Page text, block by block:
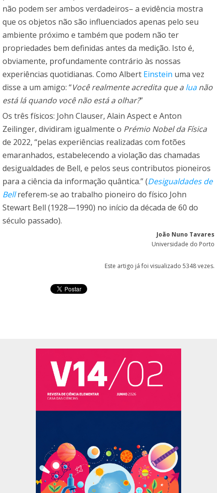
não podem ser ambos verdadeiros– a evidência mostra
que os objetos não são influenciados apenas pelo seu
ambiente próximo e também que podem não ter
propriedades bem definidas antes da medição. Isto é,
obviamente, profundamente contrário às nossas
experiências quotidianas. Como Albert Einstein uma vez
disse a um amigo: “Você realmente acredita que a luanão
está lá quando você não está a olhar?”
Os três físicos: John Clauser, Alain Aspect e Anton
Zeilinger, dividiram igualmente o Prémio Nobel da Física
de 2022, “pelas experiências realizadas com fotões
emaranhados, estabelecendo a violação das chamadas
desigualdades de Bell, e pelos seus contributos pioneiros
para a ciência da informação quântica.” (Desigualdades de
Bellreferem-se ao trabalho pioneiro do físico John
Stewart Bell (1928—1990) no início da década de 60 do
século passado).
João Nuno Tavares
Universidade do Porto
Este artigo já foi visualizado 5348 vezes.